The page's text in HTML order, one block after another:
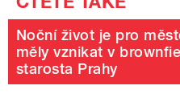
Noční život je pro
měly vznikat v
starosta Prahy